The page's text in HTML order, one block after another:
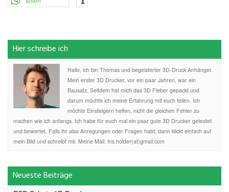
Hier schreibe ich
Hallo, ich bin Thomas und begeisterter 3D-Druck Anhänger.
Mein erster 3D Drucker, vor ein paar Jahren, war ein
Bausatz. Seitdem hat mich das 3D Fieber gepackt und
darum möchte ich meine Erfahrung mit euch teilen. Ich
möchte Einsteigern helfen, nicht die gleichen Fehler zu
machen wie ich anfangs. Ich habe für euch mal ein paar gute 3D Drucker getestet
und bewertet. Falls ihr also Anregungen oder Fragen habt, dann klickt einfach auf
mein Bild und schreibt mir. Meine Mail: fns.holder(at)gmail.com
Neueste Beiträge